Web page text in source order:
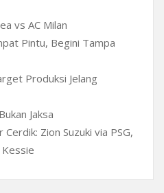
vs AC Milan
Pintu, Begini Tampa
Produksi Jelang
Jaksa
Zion Suzuki via PSG,